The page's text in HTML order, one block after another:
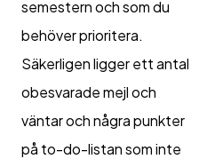
semestern och som du
behöver prioritera.
Säkerligen ligger ett antal
obesvarade mejl och
väntar och några punkter
på to-do-listan som inte